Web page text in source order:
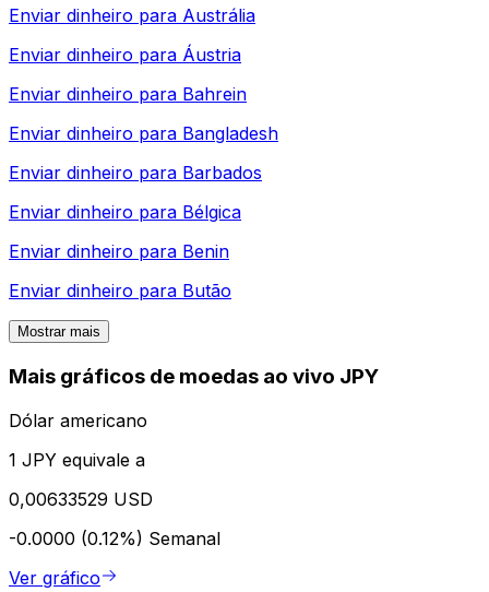
Enviar dinheiro para Austrália
Enviar dinheiro para Áustria
Enviar dinheiro para Bahrein
Enviar dinheiro para Bangladesh
Enviar dinheiro para Barbados
Enviar dinheiro para Bélgica
Enviar dinheiro para Benin
Enviar dinheiro para Butão
Mostrar mais
Mais gráficos de moedas ao vivo JPY
Dólar americano
1 JPY equivale a
0,00633529 USD
-0.0000 (0.12%) Semanal
Ver gráfico